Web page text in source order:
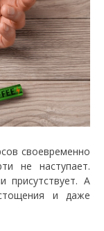
своевременно
не наступает.
присутствует. А
и даже